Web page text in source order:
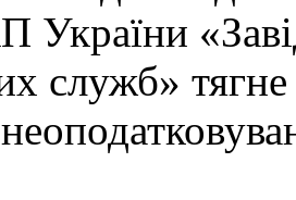
України
служб»